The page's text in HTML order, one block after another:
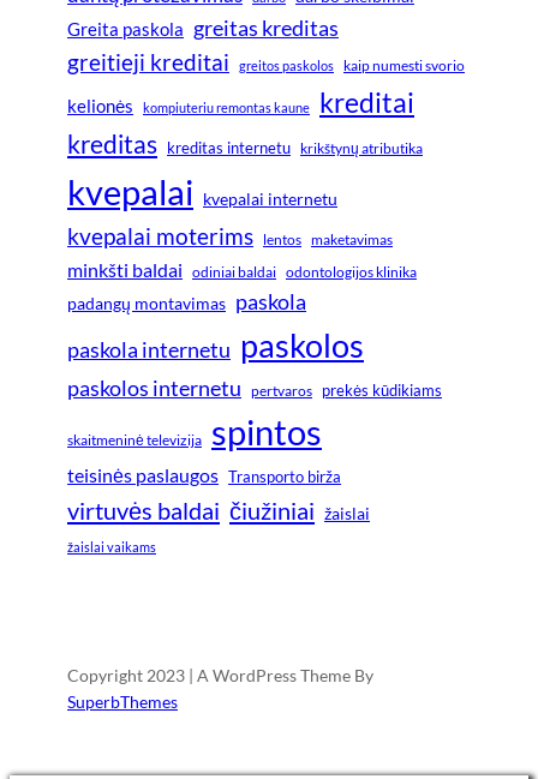
Greita paskola greitas kreditas
greitieji kreditai greitos paskolos kaip numesti svorio
kelionės kompiuteriu remontas kaune kreditai
kreditas kreditas internetu krikštynų atributika
kvepalai kvepalai internetu
kvepalai moterims lentos maketavimas
minkšti baldai odiniai baldai odontologijos klinika
padangų montavimas paskola
paskola internetu paskolos
paskolos internetu pertvaros prekės kūdikiams
skaitmeninė televizija spintos
teisinės paslaugos Transporto birža
virtuvės baldai čiužiniai žaislai
žaislai vaikams
Copyright 2023 | A WordPress Theme By
SuperbThemes